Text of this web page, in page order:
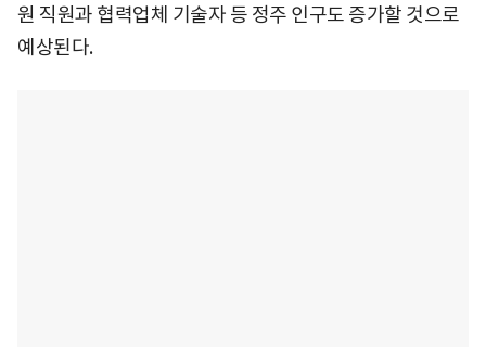
원 직원과 협력업체 기술자 등 정주 인구도 증가할 것으로
예상된다.